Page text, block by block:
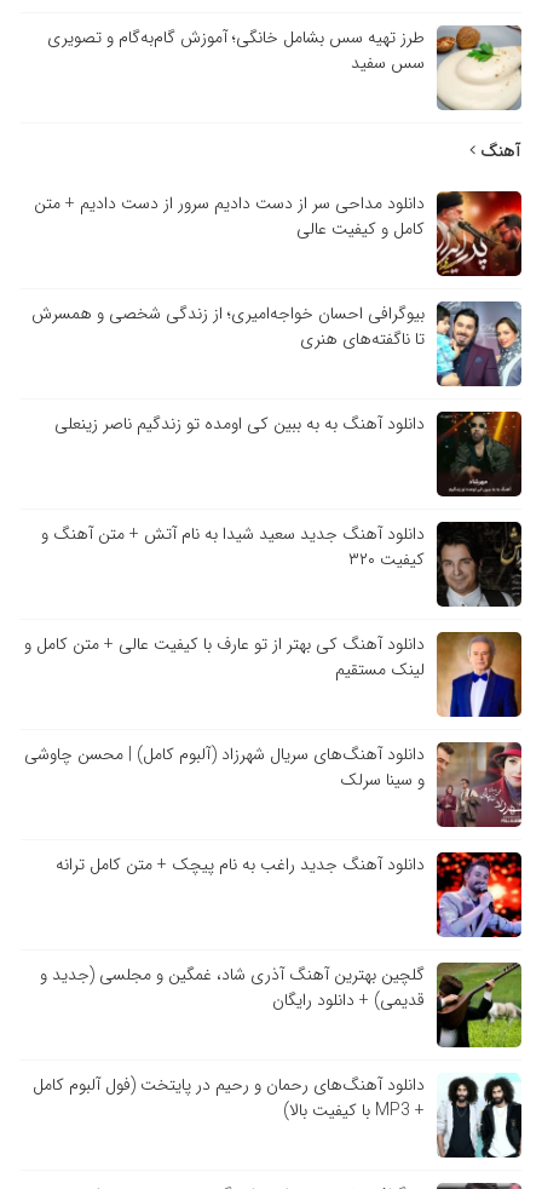
طرز تهیه سس بشامل خانگی؛ آموزش گام‌به‌گام و تصویری
سس سفید
آهنگ
دانلود مداحی سر از دست دادیم سرور از دست دادیم + متن
کامل و کیفیت عالی
بیوگرافی احسان خواجه‌امیری؛ از زندگی شخصی و همسرش
تا ناگفته‌های هنری
دانلود آهنگ به به ببین کی اومده تو زندگیم ناصر زینعلی
دانلود آهنگ جدید سعید شیدا به نام آتش + متن آهنگ و
کیفیت ۳۲۰
دانلود آهنگ کی بهتر از تو عارف با کیفیت عالی + متن کامل و
لینک مستقیم
دانلود آهنگ‌های سریال شهرزاد (آلبوم کامل) | محسن چاوشی
و سینا سرلک
دانلود آهنگ جدید راغب به نام پیچک + متن کامل ترانه
گلچین بهترین آهنگ آذری شاد، غمگین و مجلسی (جدید و
قدیمی) + دانلود رایگان
دانلود آهنگ‌های رحمان و رحیم در پایتخت (فول آلبوم کامل
+ MP3 با کیفیت بالا)